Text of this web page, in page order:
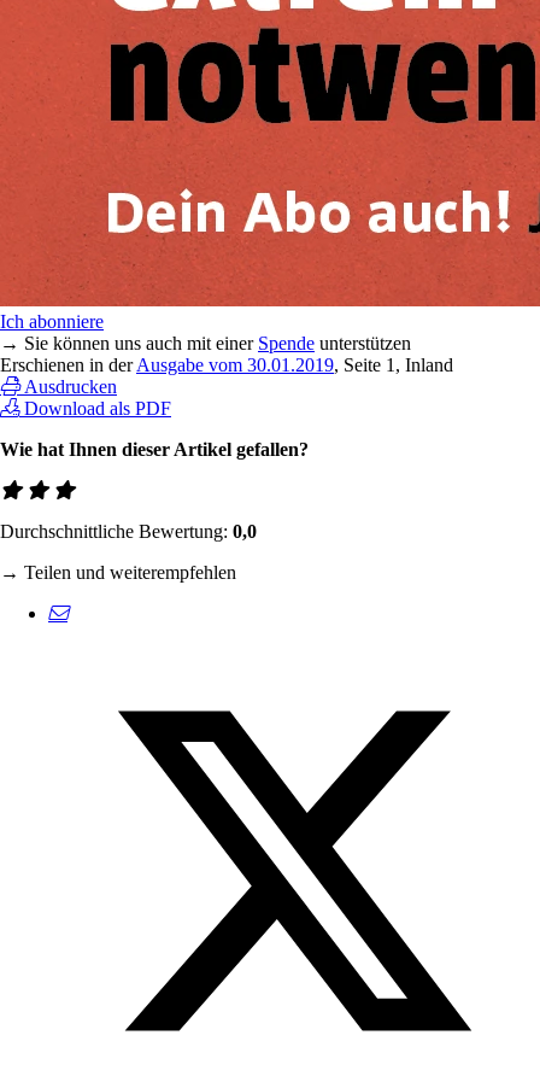
Ich abonniere
→ Sie können uns auch mit einer Spende unterstützen
Erschienen in derAusgabe vom 30.01.2019, Seite 1, Inland
Ausdrucken
Download als PDF
Wie hat Ihnen dieser Artikel gefallen?
Durchschnittliche Bewertung: 0,0
→ Teilen und weiterempfehlen